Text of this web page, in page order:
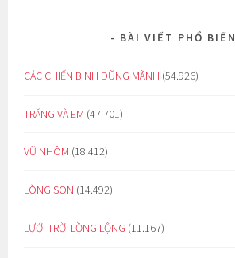
BÀI VIẾT PHỔ BIẾN
CÁC CHIẾN BINH DŨNG MÃNH (54.926)
TRĂNG VÀ EM (47.701)
VŨ NHÔM (18.412)
LÒNG SON (14.492)
LƯỚI TRỜI LỒNG LỘNG (11.167)